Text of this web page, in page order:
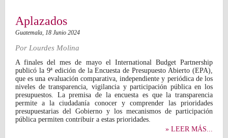
Aplazados
Guatemala, 18 Junio 2024
Por Lourdes Molina
A finales del mes de mayo el International Budget Partnership
publicó la 9ª edición de la Encuesta de Presupuesto Abierto (EPA),
que es una evaluación comparativa, independiente y periódica de los
niveles de transparencia, vigilancia y participación pública en los
presupuestos. La premisa de la encuesta es que la transparencia
permite a la ciudadanía conocer y comprender las prioridades
presupuestarias del Gobierno y los mecanismos de participación
pública permiten contribuir a estas prioridades.
» LEER MÁS...